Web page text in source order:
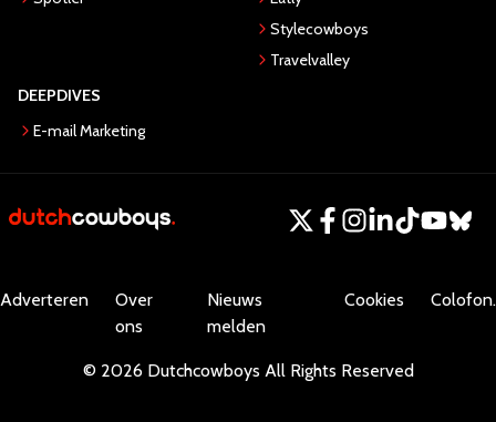
Stylecowboys
Travelvalley
DEEPDIVES
E-mail Marketing
Adverteren
Over
ons
Nieuws
melden
Cookies Colofon.
© 2026 Dutchcowboys All Rights Reserved